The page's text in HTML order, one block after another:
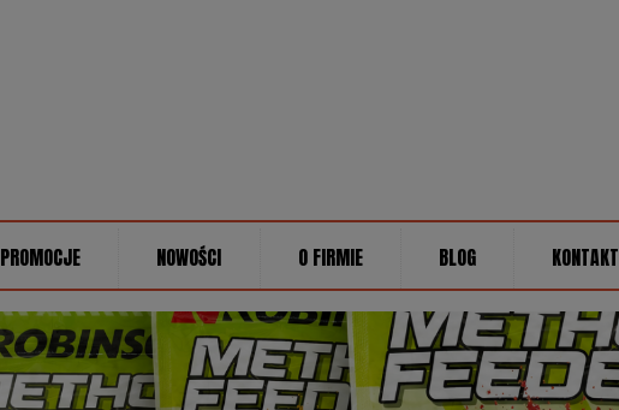
PROMOCJE NOWOŚCI O FIRMIE BLOG KONTAKT